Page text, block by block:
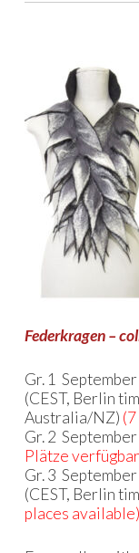
Federkragen –
Gr. 1
(CEST, Berlin
Australia/NZ)
Gr. 2
Plätze
Gr. 3
(CEST, Berlin
places available)